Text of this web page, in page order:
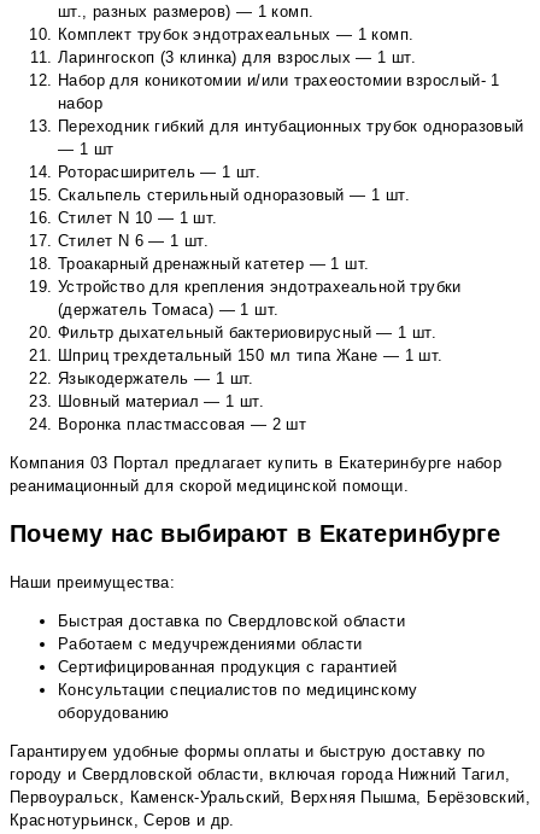
шт., разных размеров) — 1 комп.
Комплект трубок эндотрахеальных — 1 комп.
Ларингоскоп (3 клинка) для взрослых — 1 шт.
Набор для коникотомии и/или трахеостомии взрослый- 1
набор
Переходник гибкий для интубационных трубок одноразовый
— 1 шт
Роторасширитель — 1 шт.
Скальпель стерильный одноразовый — 1 шт.
Стилет N 10 — 1 шт.
Стилет N 6 — 1 шт.
Троакарный дренажный катетер — 1 шт.
Устройство для крепления эндотрахеальной трубки
(держатель Томаса) — 1 шт.
Фильтр дыхательный бактериовирусный — 1 шт.
Шприц трехдетальный 150 мл типа Жане — 1 шт.
Языкодержатель — 1 шт.
Шовный материал — 1 шт.
Воронка пластмассовая — 2 шт
Компания 03 Портал предлагает купить в Екатеринбурге набор
реанимационный для скорой медицинской помощи.
Почему нас выбирают в Екатеринбурге
Наши преимущества:
Быстрая доставка по Свердловской области
Работаем с медучреждениями области
Сертифицированная продукция с гарантией
Консультации специалистов по медицинскому
оборудованию
Гарантируем удобные формы оплаты и быструю доставку по
городу и Свердловской области, включая города Нижний Тагил,
Первоуральск, Каменск-Уральский, Верхняя Пышма, Берёзовский,
Краснотурьинск, Серов и др.